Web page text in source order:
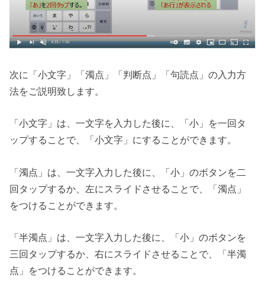
次に「小文字」「濁点」「判断点」「句読点」の入力方
法をご説明致します。
「小文字」は、一文字を入力した後に、「小」を一回タ
ップすることで、「小文字」にすることができます。
「濁点」は、一文字入力した後に、「小」のボタンを二
回タップするか、左にスライドさせることで、「濁点」
をつけることができます。
「半濁点」は、一文字入力した後に、「小」のボタンを
三回タップするか、右にスライドさせることで、「半濁
点」をつけることができます。